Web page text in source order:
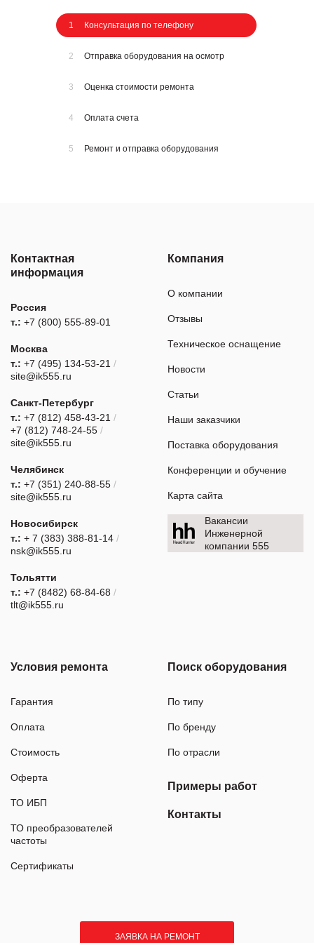
1 Консультация по телефону
2 Отправка оборудования на осмотр
3 Оценка стоимости ремонта
4 Оплата счета
5 Ремонт и отправка оборудования
Контактная
информация
Россия
т.: +7 (800) 555-89-01
Москва
т.: +7 (495) 134-53-21 /
site@ik555.ru
Санкт-Петербург
т.: +7 (812) 458-43-21 /
+7 (812) 748-24-55 /
site@ik555.ru
Челябинск
т.: +7 (351) 240-88-55 /
site@ik555.ru
Новосибирск
т.: + 7 (383) 388-81-14 /
nsk@ik555.ru
Тольятти
т.: +7 (8482) 68-84-68 /
tlt@ik555.ru
Компания
О компании
Отзывы
Техническое оснащение
Новости
Статьи
Наши заказчики
Поставка оборудования
Конференции и обучение
Карта сайта
Вакансии
Инженерной
компании 555
Условия ремонта
Гарантия
Оплата
Стоимость
Оферта
ТО ИБП
ТО преобразователей
частоты
Сертификаты
Поиск оборудования
По типу
По бренду
По отрасли
Примеры работ
Контакты
ЗАЯВКА НА РЕМОНТ